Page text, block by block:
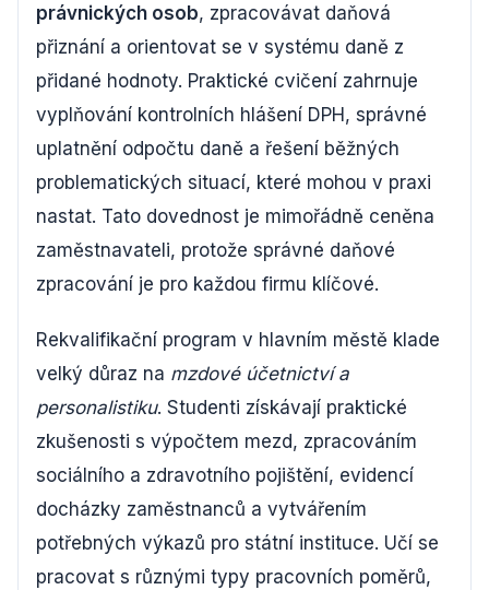
právnických osob, zpracovávat daňová
přiznání a orientovat se v systému daně z
přidané hodnoty. Praktické cvičení zahrnuje
vyplňování kontrolních hlášení DPH, správné
uplatnění odpočtu daně a řešení běžných
problematických situací, které mohou v praxi
nastat. Tato dovednost je mimořádně ceněna
zaměstnavateli, protože správné daňové
zpracování je pro každou firmu klíčové.
Rekvalifikační program v hlavním městě klade
velký důraz na mzdové účetnictví a
personalistiku. Studenti získávají praktické
zkušenosti s výpočtem mezd, zpracováním
sociálního a zdravotního pojištění, evidencí
docházky zaměstnanců a vytvářením
potřebných výkazů pro státní instituce. Učí se
pracovat s různými typy pracovních poměrů,